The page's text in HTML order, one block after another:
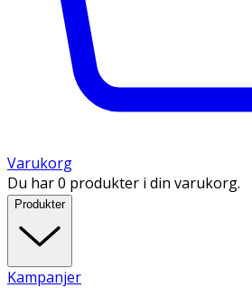
Varukorg
Du har 0 produkter i din varukorg.
Produkter
Kampanjer